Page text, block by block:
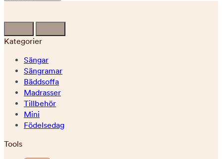
Kategorier
Sängar
Sängramar
Bäddsoffa
Madrasser
Tillbehör
Mini
Födelsedag
Tools